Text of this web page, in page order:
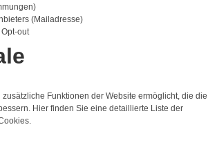
(Mailadresse)
out
Funktionen der Website ermöglicht, die die
Hier finden Sie eine detaillierte Liste der